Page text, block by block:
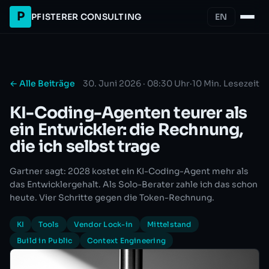
P PFISTERER CONSULTING EN
← Alle Beiträge 30. Juni 2026 · 08:30 Uhr·10 Min. Lesezeit
KI-Coding-Agenten teurer als
ein Entwickler: die Rechnung,
die ich selbst trage
Gartner sagt: 2028 kostet ein KI-Coding-Agent mehr als
das Entwicklergehalt. Als Solo-Berater zahle ich das schon
heute. Vier Schritte gegen die Token-Rechnung.
KI Tools Vendor Lock-in
Mittelstand
Build in Public
Context Engineering